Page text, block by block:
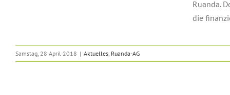
Ruanda.
die
Samstag, 28 April 2018 | Aktuelles, Ruanda-AG